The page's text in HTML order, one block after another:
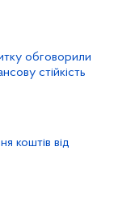
обговорили
стійкість
коштів від